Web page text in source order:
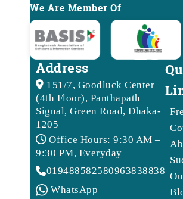
We Are Member Of
Address
151/7, Goodluck Center
(4th Floor), Panthapath
Signal, Green Road, Dhaka-
1205
Office Hours: 9:30 AM –
9:30 PM, Everyday
0194885825809638388388
WhatsApp